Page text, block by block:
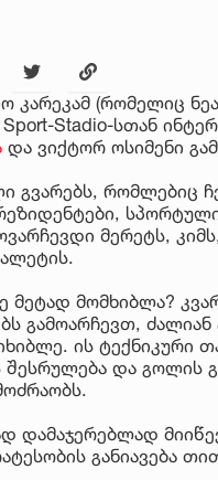
კარეკამ (რომელიც
Stadio-სთან
და ვიქტორ ოსიმენი
გვარებს, რომლებიც
მერეტს,
მომხიბლა?
გამოარჩევთ, ძალიან
ის ტექნიკური
შესრულება და გოლის
დამაჯერებლად
განიავება